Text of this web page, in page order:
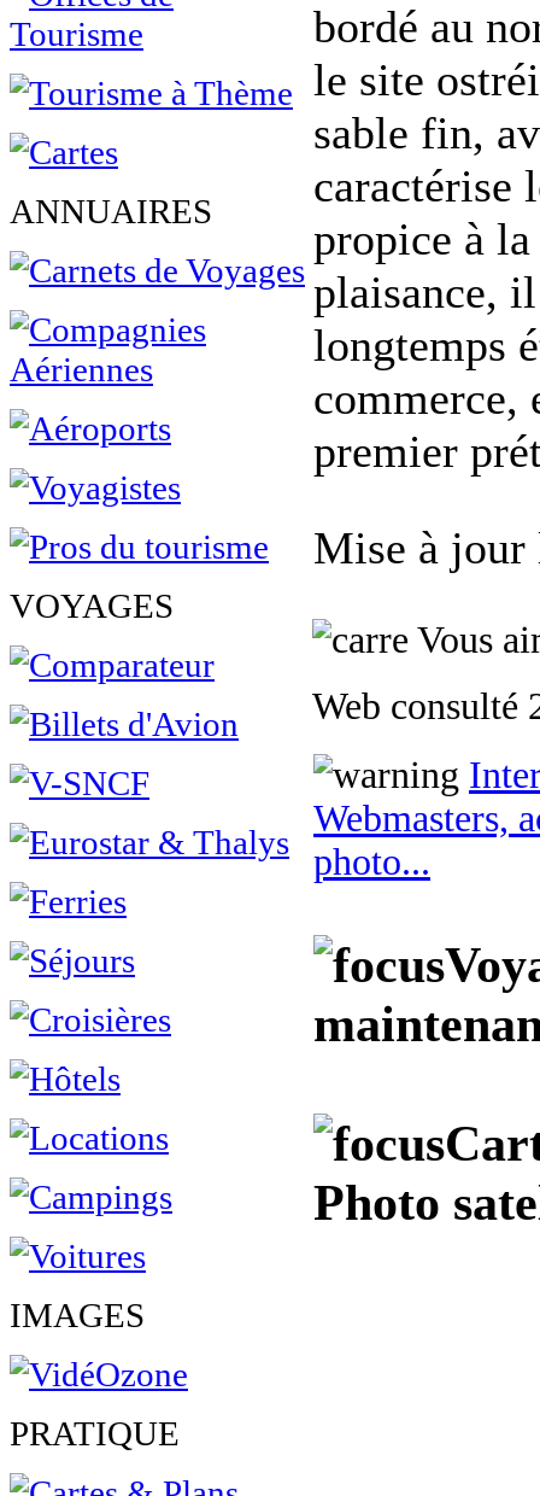
ANNUAIRES
VOYAGES
IMAGES
PRATIQUE
bordé au
le site
sable fin,
caractérise
propice à
plaisance,
longtemps
commerce,
premier
Mise à jour
Vous
Web consulté
Webmasters,
photo...
Photo